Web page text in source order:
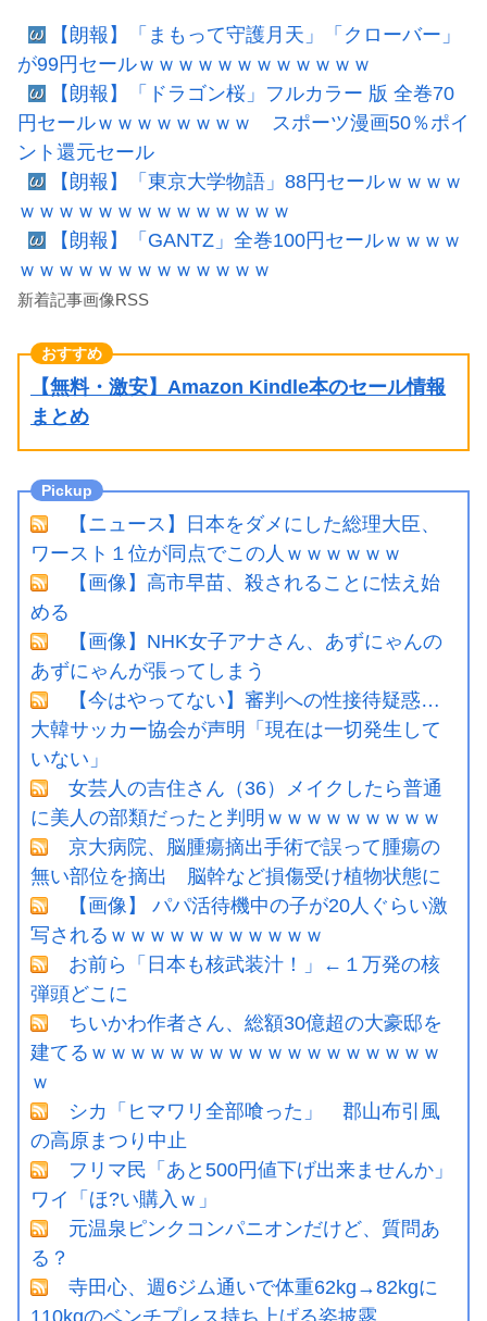
【朗報】「まもって守護月天」「クローバー」
が99円セールｗｗｗｗｗｗｗｗｗｗｗｗ
【朗報】「ドラゴン桜」フルカラー 版 全巻70
円セールｗｗｗｗｗｗｗｗ スポーツ漫画50％ポイ
ント還元セール
【朗報】「東京大学物語」88円セールｗｗｗｗ
ｗｗｗｗｗｗｗｗｗｗｗｗｗｗ
【朗報】「GANTZ」全巻100円セールｗｗｗｗ
ｗｗｗｗｗｗｗｗｗｗｗｗｗ
新着記事画像RSS
【無料・激安】Amazon Kindle本のセール情報
まとめ
【ニュース】日本をダメにした総理大臣、
ワースト１位が同点でこの人ｗｗｗｗｗｗ
【画像】高市早苗、殺されることに怯え始
める
【画像】NHK女子アナさん、あずにゃんの
あずにゃんが張ってしまう
【今はやってない】審判への性接待疑惑…
大韓サッカー協会が声明「現在は一切発生して
いない」
女芸人の吉住さん（36）メイクしたら普通
に美人の部類だったと判明ｗｗｗｗｗｗｗｗｗ
京大病院、脳腫瘍摘出手術で誤って腫瘍の
無い部位を摘出 脳幹など損傷受け植物状態に
【画像】 パパ活待機中の子が20人ぐらい激
写されるｗｗｗｗｗｗｗｗｗｗｗ
お前ら「日本も核武装汁！」←１万発の核
弾頭どこに
ちいかわ作者さん、総額30億超の大豪邸を
建てるｗｗｗｗｗｗｗｗｗｗｗｗｗｗｗｗｗｗ
ｗ
シカ「ヒマワリ全部喰った」 郡山布引風
の高原まつり中止
フリマ民「あと500円値下げ出来ませんか」
ワイ「ほ?い購入ｗ」
元温泉ピンクコンパニオンだけど、質問あ
る？
寺田心、週6ジム通いで体重62kg→82kgに
110kgのベンチプレス持ち上げる姿披露